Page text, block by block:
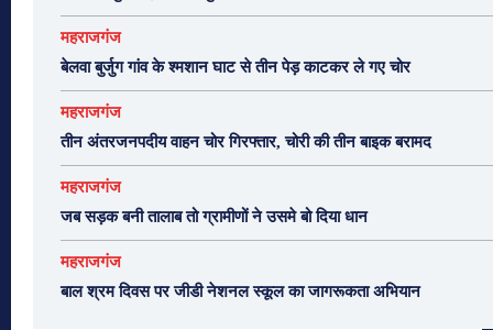
महराजगंज
बेलवा बुर्जुग गांव के श्मशान घाट से तीन पेड़ काटकर ले गए चोर
महराजगंज
तीन अंतरजनपदीय वाहन चोर गिरफ्तार, चोरी की तीन बाइक बरामद
महराजगंज
जब सड़क बनी तालाब तो ग्रामीणों ने उसमे बो दिया धान
महराजगंज
बाल श्रम दिवस पर जीडी नेशनल स्कूल का जागरूकता अभियान